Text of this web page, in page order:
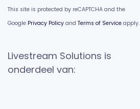
This site is protected by reCAPTCHA and the
Google Privacy Policy and Terms of Service apply.
Livestream Solutions is
onderdeel van: